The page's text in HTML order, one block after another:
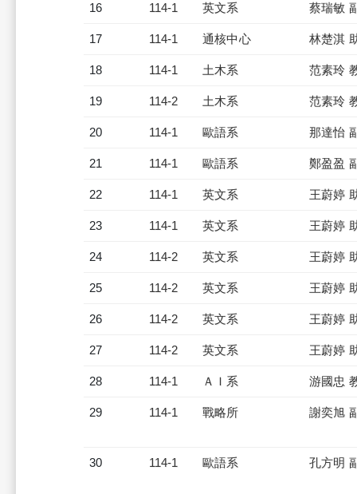
16 114-1 英文系 蔡瑞敏
17 114-1 通核中心 林楚淇
18 114-1 土木系 范素玲
19 114-2 土木系 范素玲
20 114-1 歐語系 那達怡
21 114-1 歐語系 鄭盈盈
22 114-1 英文系 王蔚婷
23 114-1 英文系 王蔚婷
24 114-2 英文系 王蔚婷
25 114-2 英文系 王蔚婷
26 114-2 英文系 王蔚婷
27 114-2 英文系 王蔚婷
28 114-1 ＡＩ系 游國忠
29 114-1 戰略所 謝奕旭
30 114-1 歐語系 孔方明